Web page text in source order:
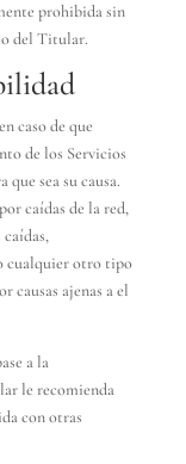
prohibida sin
del Titular.
caso de que
de los Servicios
sea su causa.
caídas de la red,
cualquier otro tipo
causas ajenas a el
a la
le recomienda
con otras